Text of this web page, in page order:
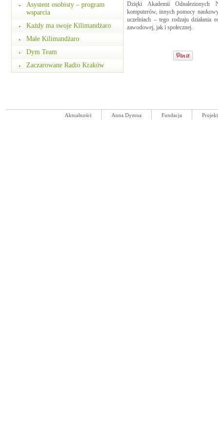
Asystent osobisty – program
wsparcia
Każdy ma swoje Kilimandżaro
Małe Kilimandżaro
Dym Team
Zaczarowane Radio Kraków
Dzięki Akademii Odnalezionych
komputerów, innych pomocy
uczelniach – tego rodzaju działania
zawodowej, jak i społecznej.
Aktualności Anna Dymna Fundacja